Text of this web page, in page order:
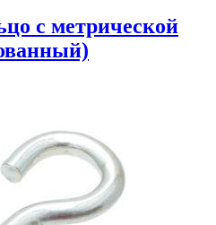
с метрической